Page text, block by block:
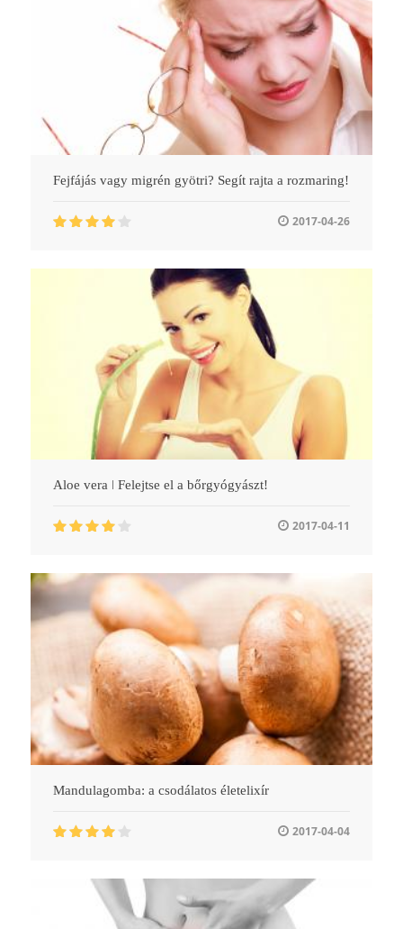
Fejfájás vagy migrén gyötri? Segít rajta a rozmaring!
2017-04-26
Aloe vera ǀ Felejtse el a bőrgyógyászt!
2017-04-11
Mandulagomba: a csodálatos életelixír
2017-04-04